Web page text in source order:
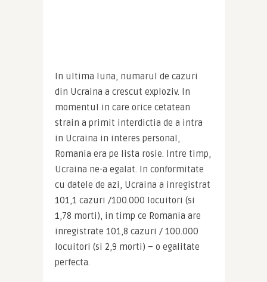
In ultima luna, numarul de cazuri
din Ucraina a crescut exploziv. In
momentul in care orice cetatean
strain a primit interdictia de a intra
in Ucraina in interes personal,
Romania era pe lista rosie. Intre timp,
Ucraina ne-a egalat. In conformitate
cu datele de azi, Ucraina a inregistrat
101,1 cazuri /100.000 locuitori (si
1,78 morti), in timp ce Romania are
inregistrate 101,8 cazuri / 100.000
locuitori (si 2,9 morti) – o egalitate
perfecta.